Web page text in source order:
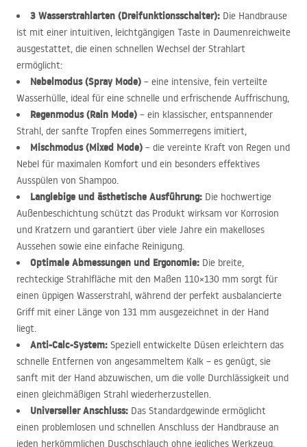
3 Wasserstrahlarten (Dreifunktionsschalter): Die Handbrause
ist mit einer intuitiven, leichtgängigen Taste in Daumenreichweite
ausgestattet, die einen schnellen Wechsel der Strahlart
ermöglicht:
Nebelmodus (Spray Mode) – eine intensive, fein verteilte
Wasserhülle, ideal für eine schnelle und erfrischende Auffrischung,
Regenmodus (Rain Mode) – ein klassischer, entspannender
Strahl, der sanfte Tropfen eines Sommerregens imitiert,
Mischmodus (Mixed Mode) – die vereinte Kraft von Regen und
Nebel für maximalen Komfort und ein besonders effektives
Ausspülen von Shampoo.
Langlebige und ästhetische Ausführung: Die hochwertige
Außenbeschichtung schützt das Produkt wirksam vor Korrosion
und Kratzern und garantiert über viele Jahre ein makelloses
Aussehen sowie eine einfache Reinigung.
Optimale Abmessungen und Ergonomie: Die breite,
rechteckige Strahlfläche mit den Maßen 110×130 mm sorgt für
einen üppigen Wasserstrahl, während der perfekt ausbalancierte
Griff mit einer Länge von 131 mm ausgezeichnet in der Hand
liegt.
Anti-Calc-System: Speziell entwickelte Düsen erleichtern das
schnelle Entfernen von angesammeltem Kalk – es genügt, sie
sanft mit der Hand abzuwischen, um die volle Durchlässigkeit und
einen gleichmäßigen Strahl wiederherzustellen.
Universeller Anschluss: Das Standardgewinde ermöglicht
einen problemlosen und schnellen Anschluss der Handbrause an
jeden herkömmlichen Duschschlauch ohne jegliches Werkzeug.